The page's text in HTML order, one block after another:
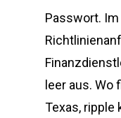
Passwort.
leer aus. Wo
Texas, ripple